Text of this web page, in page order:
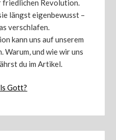
friedlichen Revolution.
längst eigenbewusst –
verschlafen.
kann uns auf unserem
Warum, und wie wir uns
du im Artikel.
Gott?